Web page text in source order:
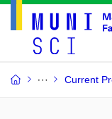
Current